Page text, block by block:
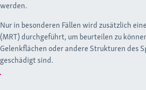
werden.
Nur in besonderen Fällen wird zusätzlich
(MRT) durchgeführt, um beurteilen zu
Gelenkflächen oder andere Strukturen des
geschädigt sind.